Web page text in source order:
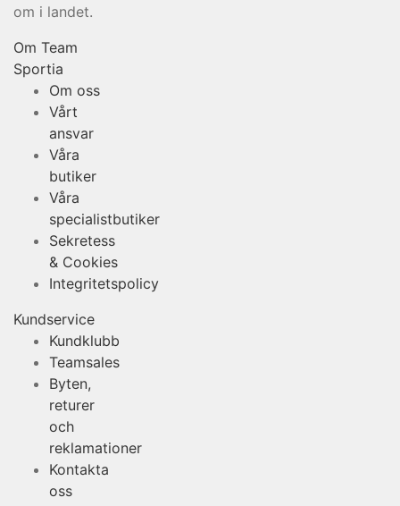
om i landet.
Om Team
Sportia
Om oss
Vårt
ansvar
Våra
butiker
Våra
specialistbutiker
Sekretess
& Cookies
Integritetspolicy
Kundservice
Kundklubb
Teamsales
Byten,
returer
och
reklamationer
Kontakta
oss